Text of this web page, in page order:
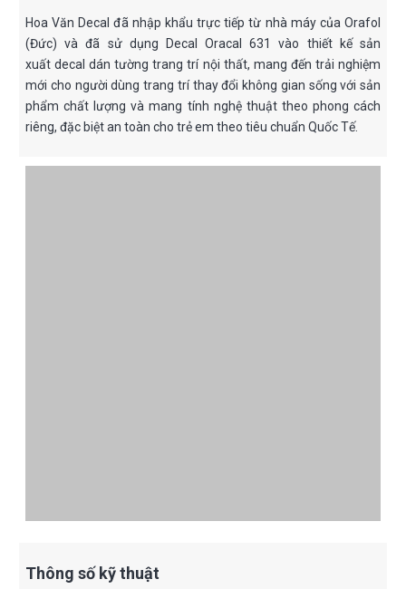
Hoa Văn Decal đã nhập khẩu trực tiếp từ nhà máy của Orafol
(Đức) và đã sử dụng Decal Oracal 631 vào thiết kế sản
xuất decal dán tường trang trí nội thất, mang đến trải nghiệm
mới cho người dùng trang trí thay đổi không gian sống với sản
phẩm chất lượng và mang tính nghệ thuật theo phong cách
riêng, đặc biệt an toàn cho trẻ em theo tiêu chuẩn Quốc Tế.
Thông số kỹ thuật